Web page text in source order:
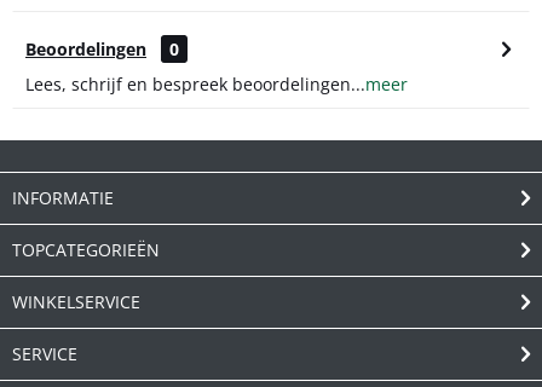
Beoordelingen
0
Lees, schrijf en bespreek beoordelingen...meer
INFORMATIE
TOPCATEGORIEËN
WINKELSERVICE
SERVICE